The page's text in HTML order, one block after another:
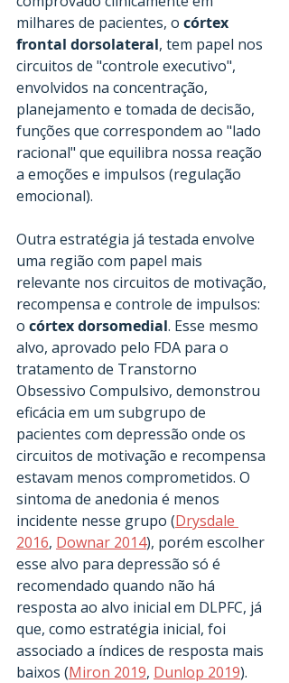
milhares de pacientes, o córtex
frontal dorsolateral, tem papel nos
circuitos de "controle executivo",
envolvidos na concentração,
planejamento e tomada de decisão,
funções que correspondem ao "lado
racional" que equilibra nossa reação
a emoções e impulsos (regulação
emocional).
Outra estratégia já testada envolve
uma região com papel mais
relevante nos circuitos de motivação,
recompensa e controle de impulsos:
o córtex dorsomedial. Esse mesmo
alvo, aprovado pelo FDA para o
tratamento de Transtorno
Obsessivo Compulsivo, demonstrou
eficácia em um subgrupo de
pacientes com depressão onde os
circuitos de motivação e recompensa
estavam menos comprometidos. O
sintoma de anedonia é menos
incidente nesse grupo (Drysdale
2016, Downar 2014), porém escolher
esse alvo para depressão só é
recomendado quando não há
resposta ao alvo inicial em DLPFC, já
que, como estratégia inicial, foi
associado a índices de resposta mais
baixos (Miron 2019, Dunlop 2019).